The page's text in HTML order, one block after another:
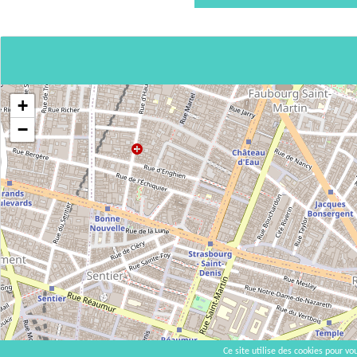
+
−
Ce site utilise des cookies pour